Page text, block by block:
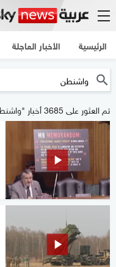
الرئيسية الأخبار العاجلة
تم العثور على 3685 أخبار "واشنطن"